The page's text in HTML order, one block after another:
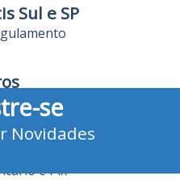
Sul e SP
e Pix
se
Novidades